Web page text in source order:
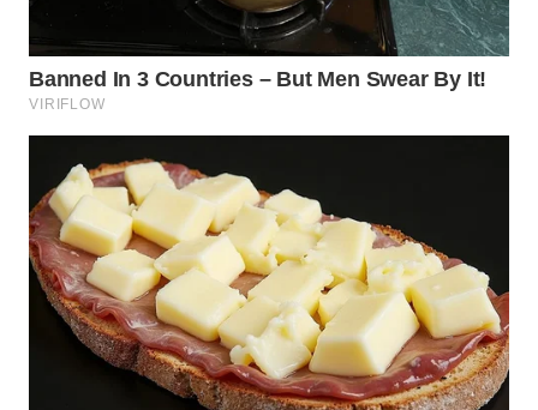
SUBANG
PURWAKARTA
WN
PRIANGAN
TIMUR